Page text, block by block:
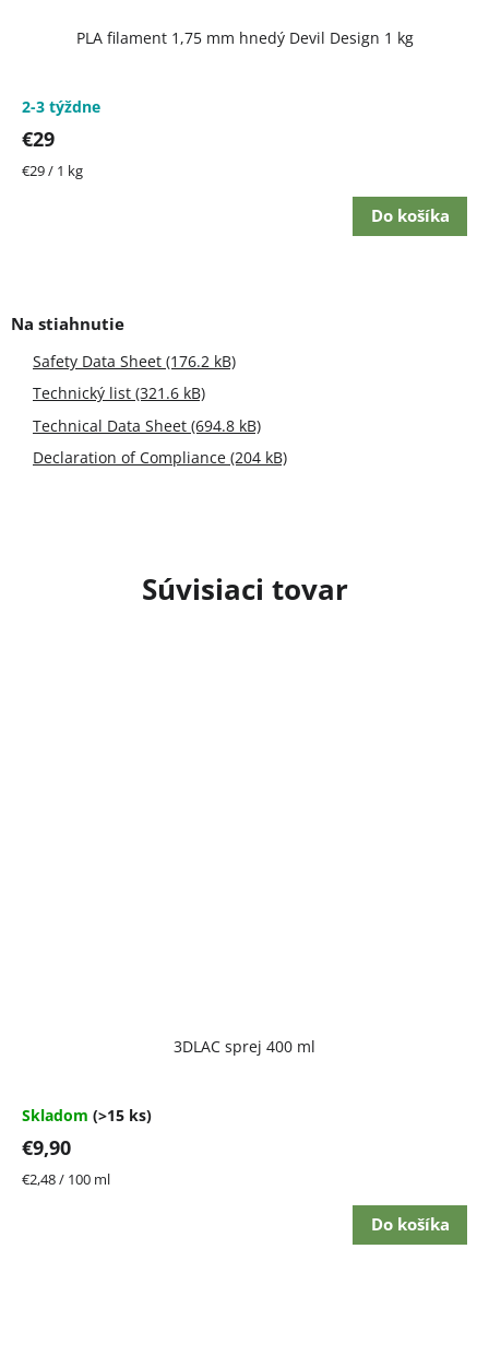
Súvisiaci tovar
3DLAC sprej 400 ml
4,7
5
hviezdičiek.
Skladom (>15 ks)
€9,90
Jednotková
€2,48 / 100 ml
Do košíka
PLA filament 1,75 mm hnedý Devil Design 1 kg
2-3 týždne
€29
Jednotková
€29 / 1 kg
Do košíka
Safety Data Sheet (176.2 kB)
Technický list (321.6 kB)
Technical Data Sheet (694.8 kB)
Declaration of Compliance (204 kB)